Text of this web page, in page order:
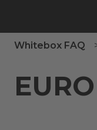
Whitebox FAQ